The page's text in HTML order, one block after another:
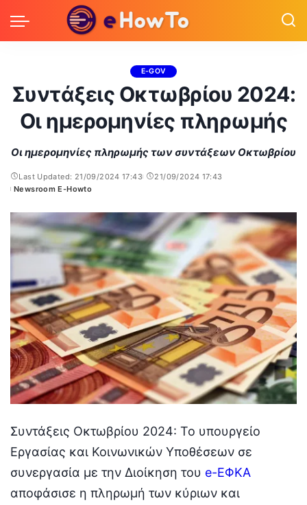
E-GOV
Συντάξεις Οκτωβρίου 2024:
Οι ημερομηνίες πληρωμής
Οι ημερομηνίες πληρωμής των συντάξεων Οκτωβρίου
Last Updated: 21/09/2024 17:43
21/09/2024 17:43
Posted
Newsroom E-Howto
Συντάξεις Οκτωβρίου 2024: Το υπουργείο
Εργασίας και Κοινωνικών Υποθέσεων σε
συνεργασία με την Διοίκηση του e-ΕΦΚΑ
αποφάσισε η πληρωμή των κύριων και